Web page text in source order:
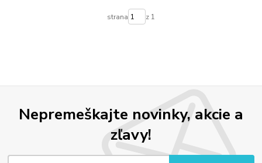
strana z 1
Nepremeškajte novinky, akcie a
zľavy!